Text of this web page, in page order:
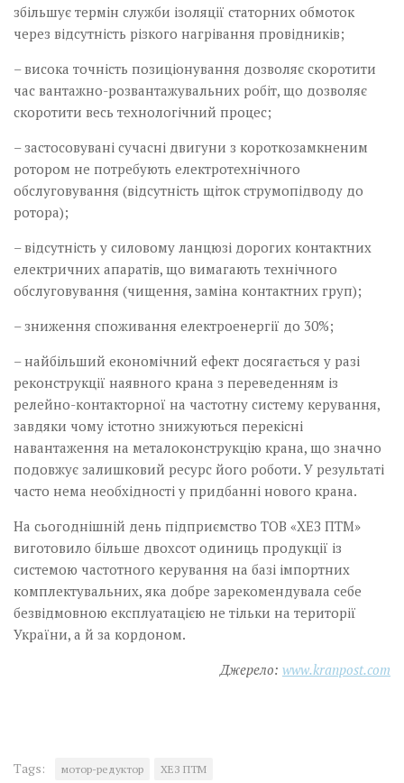
збільшує термін служби ізоляції статорних обмоток
через відсутність різкого нагрівання провідників;
– висока точність позиціонування дозволяє скоротити
час вантажно-розвантажувальних робіт, що дозволяє
скоротити весь технологічний процес;
– застосовувані сучасні двигуни з короткозамкненим
ротором не потребують електротехнічного
обслуговування (відсутність щіток струмопідводу до
ротора);
– відсутність у силовому ланцюзі дорогих контактних
електричних апаратів, що вимагають технічного
обслуговування (чищення, заміна контактних груп);
– зниження споживання електроенергії до 30%;
– найбільший економічний ефект досягається у разі
реконструкції наявного крана з переведенням із
релейно-контакторної на частотну систему керування,
завдяки чому істотно знижуються перекісні
навантаження на металоконструкцію крана, що значно
подовжує залишковий ресурс його роботи. У результаті
часто нема необхідності у придбанні нового крана.
На сьогоднішній день підприємство ТОВ «ХЕЗ ПТМ»
виготовило більше двохсот одиниць продукції із
системою частотного керування на базі імпортних
комплектувальних, яка добре зарекомендувала себе
безвідмовною експлуатацією не тільки на території
України, а й за кордоном.
Джерело: www.kranpost.com
Tags: мотор-редуктор ХЕЗ ПТМ